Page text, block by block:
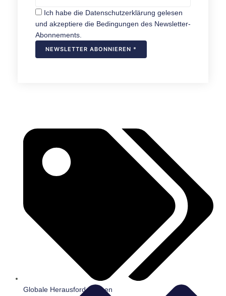
Ich habe die Datenschutzerklärung gelesen
und akzeptiere die Bedingungen des Newsletter-
Abonnements.
Globale Herausforderungen